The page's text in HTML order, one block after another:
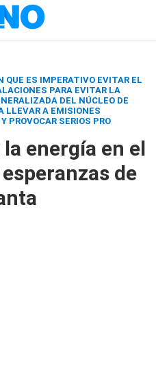
ES IMPERATIVO EVITAR EL
PARA EVITAR LA
DEL NÚCLEO DE
LLEVAR A EMISIONES
PROVOCAR SERIOS PRO
energía en el
de